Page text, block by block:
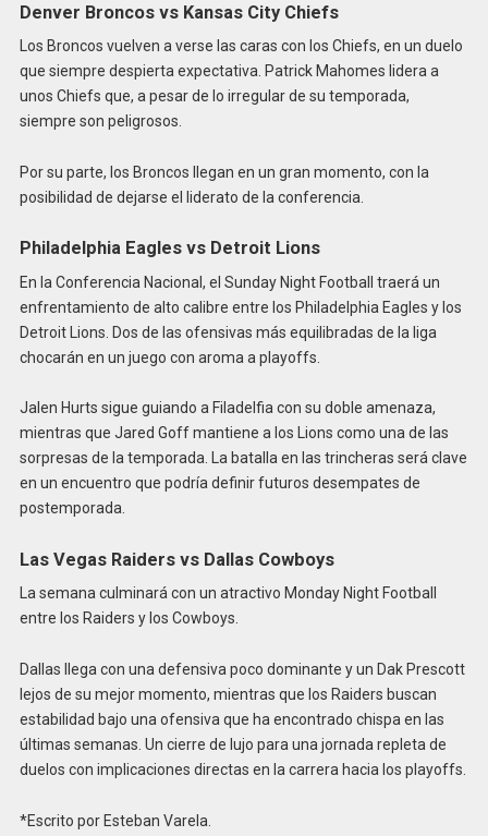
Denver Broncos vs Kansas City Chiefs
Los Broncos vuelven a verse las caras con los Chiefs, en un duelo
que siempre despierta expectativa. Patrick Mahomes lidera a
unos Chiefs que, a pesar de lo irregular de su temporada,
siempre son peligrosos.
Por su parte, los Broncos llegan en un gran momento, con la
posibilidad de dejarse el liderato de la conferencia.
Philadelphia Eagles vs Detroit Lions
En la Conferencia Nacional, el Sunday Night Football traerá un
enfrentamiento de alto calibre entre los Philadelphia Eagles y los
Detroit Lions. Dos de las ofensivas más equilibradas de la liga
chocarán en un juego con aroma a playoffs.
Jalen Hurts sigue guiando a Filadelfia con su doble amenaza,
mientras que Jared Goff mantiene a los Lions como una de las
sorpresas de la temporada. La batalla en las trincheras será clave
en un encuentro que podría definir futuros desempates de
postemporada.
Las Vegas Raiders vs Dallas Cowboys
La semana culminará con un atractivo Monday Night Football
entre los Raiders y los Cowboys.
Dallas llega con una defensiva poco dominante y un Dak Prescott
lejos de su mejor momento, mientras que los Raiders buscan
estabilidad bajo una ofensiva que ha encontrado chispa en las
últimas semanas. Un cierre de lujo para una jornada repleta de
duelos con implicaciones directas en la carrera hacia los playoffs.
*Escrito por Esteban Varela.